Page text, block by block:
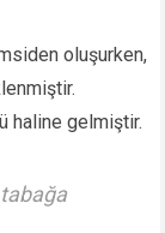
oluşurken,
haline gelmiştir.
tabağa